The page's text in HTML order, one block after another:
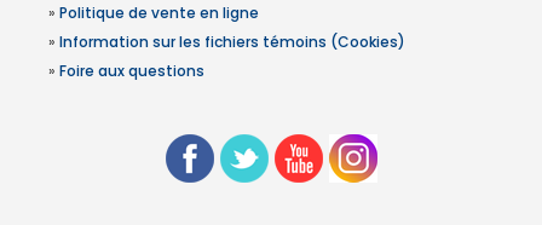
» Politique de vente en ligne
» Information sur les fichiers témoins (Cookies)
» Foire aux questions